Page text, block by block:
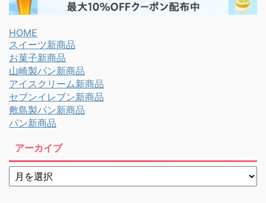
HOME
スイーツ新商品
お菓子新商品
山崎製パン新商品
アイスクリーム新商品
セブンイレブン新商品
敷島製パン新商品
パン新商品
アーカイブ